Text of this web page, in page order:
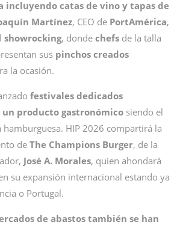
incluyendo catas de vino y tapas de
Martínez, CEO de PortAmérica,
showrocking, donde chefs de la talla
sus pinchos creados
la ocasión.
festivales dedicados
producto gastronómico siendo el
hamburguesa. HIP 2026 compartirá la
de The Champions Burger, de la
José A. Morales, quien ahondará
su expansión internacional estando ya
o Portugal.
de abastos también se han